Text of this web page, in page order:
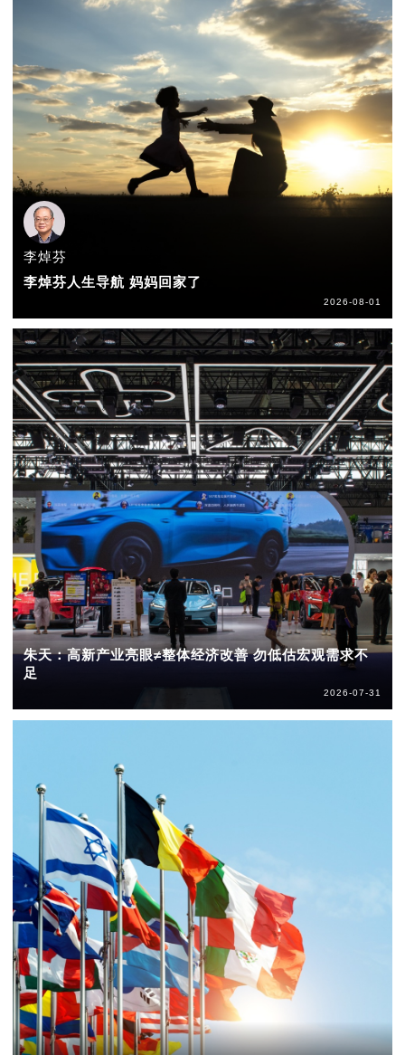
李焯芬
李焯芬人生导航 妈妈回家了
2026-08-01
朱天：高新产业亮眼≠整体经济改善 勿低估宏观需求不
足
2026-07-31